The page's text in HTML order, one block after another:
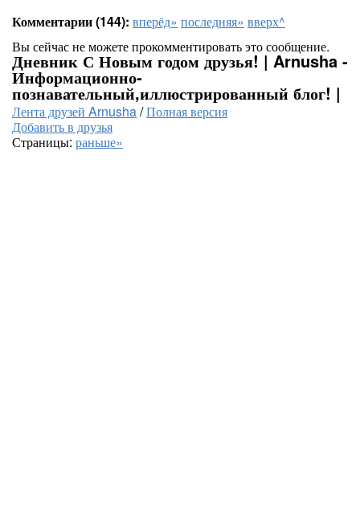
Комментарии (144): вперёд» последняя» вверх^
Вы сейчас не можете прокомментировать это сообщение.
Дневник С Новым годом друзья! | Arnusha -
Информационно-
познавательный,иллюстрированный блог! |
Лента друзей Arnusha/Полная версия
Добавить в друзья
Страницы: раньше»